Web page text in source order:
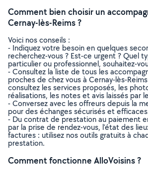
Comment bien choisir un
Cernay-lès-Reims ?
Voici nos conseils :
- Indiquez votre besoin en quelques
recherchez-vous ? Est-ce urgent ? Quel
particulier ou professionnel, souhaitez-
- Consultez la liste de tous les
proches de chez vous à Cernay-lès-
consultez les services proposés, les
réalisations, les notes et avis laissés par
- Conversez avec les offreurs depuis la
pour des échanges sécurisés et
- Du contrat de prestation au paiement
par la prise de rendez-vous, l’état des
factures : utilisez nos outils gratuits à
prestation.
Comment fonctionne AlloVoisins ?